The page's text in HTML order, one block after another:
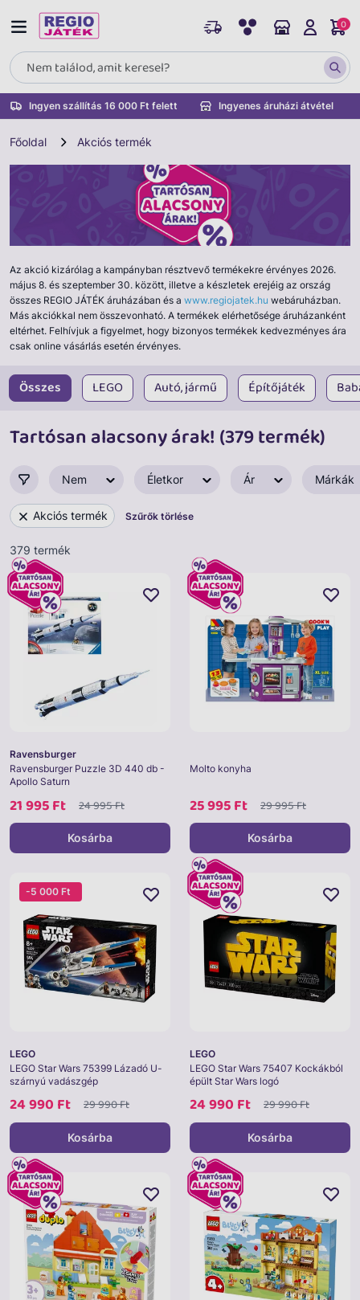
Ingyen szállítás 16 000 Ft felett Ingyenes áruházi átvétel
0
Főoldal Akciós termék
Az akció kizárólag a kampányban résztvevő termékekre érvényes 2026.
május 8. és szeptember 30. között, illetve a készletek erejéig az ország
összes REGIO JÁTÉK áruházában és a www.regiojatek.hu webáruházban.
Más akciókkal nem összevonható. A termékek elérhetősége áruházanként
eltérhet. Felhívjuk a figyelmet, hogy bizonyos termékek kedvezményes ára
csak online vásárlás esetén érvényes.
Összes LEGO Autó, jármű Építőjáték
Tartósan alacsony árak! (379 termék)
Nem Életkor Ár Márkák
Akciós termék Szűrők törlése
379 termék
Ravensburger
Ravensburger Puzzle 3D 440 db -
Apollo Saturn
21 995 Ft 24 995 Ft
Kosárba
Molto konyha
25 995 Ft 29 995 Ft
Kosárba
LEGO
LEGO Star Wars 75399 Lázadó U-
szárnyú vadászgép
24 990 Ft 29 990 Ft
-5 000 Ft
Kosárba
LEGO
LEGO Star Wars 75407 Kockákból
épült Star Wars logó
24 990 Ft 29 990 Ft
Kosárba